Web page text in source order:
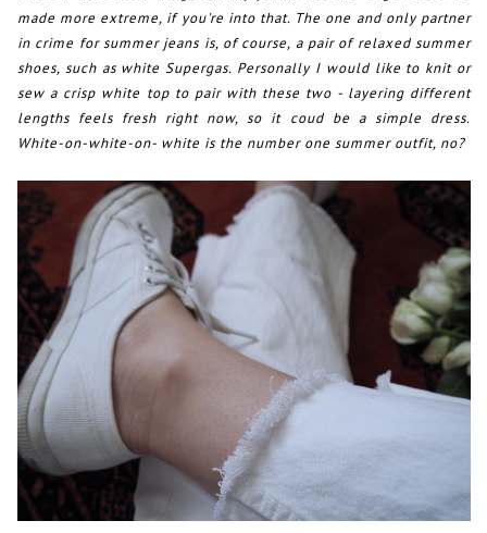
made more extreme, if you're into that. The one and only partner
in crime for summer jeans is, of course, a pair of relaxed summer
shoes, such as white Supergas. Personally I would like to knit or
sew a crisp white top to pair with these two - layering different
lengths feels fresh right now, so it coud be a simple dress.
White-on-white-on- white is the number one summer outfit, no?